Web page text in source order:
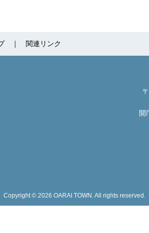
関連リンク
開
Copyright © 2026 OARAI TOWN. All rights reserved.